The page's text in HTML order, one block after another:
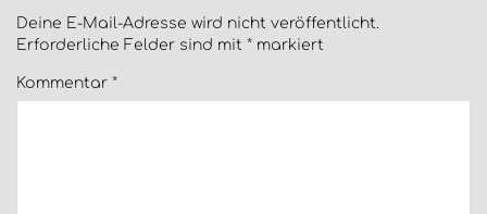
Deine E-Mail-Adresse wird nicht veröffentlicht.
Erforderliche Felder sind mit * markiert
Kommentar *